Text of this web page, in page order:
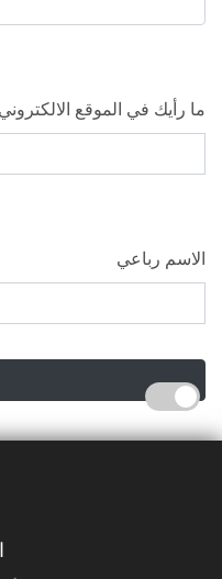
ما رأيك في الموقع
الاسم رباعي